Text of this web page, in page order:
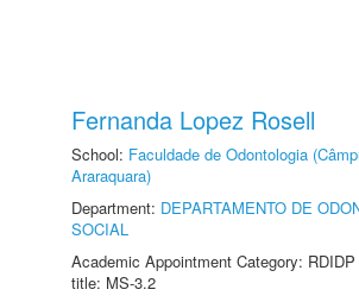
Fernanda Lopez Rosell
School: Faculdade de Odontologia
Araraquara)
Department: DEPARTAMENTO DE
SOCIAL
Academic Appointment Category:
title: MS-3.2